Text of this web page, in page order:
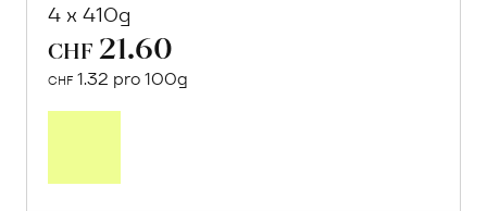
4 x 410g
CHF 21.60
CHF 1.32 pro 100g